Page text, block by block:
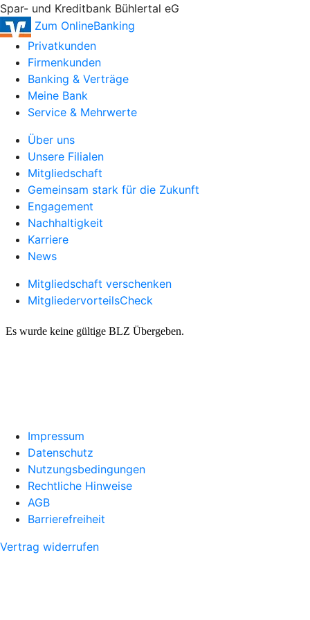
Spar- und Kreditbank Bühlertal eG
Zum OnlineBanking
Privatkunden
Firmenkunden
Banking & Verträge
Meine Bank
Service & Mehrwerte
Über uns
Unsere Filialen
Mitgliedschaft
Gemeinsam stark für die Zukunft
Engagement
Nachhaltigkeit
Karriere
News
Mitgliedschaft verschenken
MitgliedervorteilsCheck
Impressum
Datenschutz
Nutzungsbedingungen
Rechtliche Hinweise
AGB
Barrierefreiheit
Vertrag widerrufen